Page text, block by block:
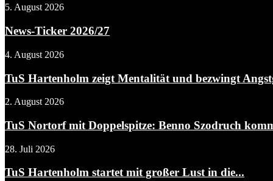
5. August 2026
News-Ticker 2026/27
4. August 2026
TuS Hartenholm zeigt Mentalität und bezwingt
2. August 2026
TuS Nortorf mit Doppelspitze: Benno Szodruch
28. Juli 2026
TuS Hartenholm startet mit großer Lust in die...